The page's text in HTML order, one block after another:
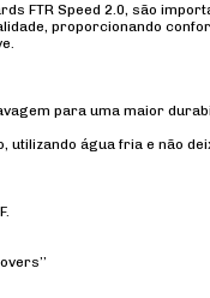
FTR Speed 2.0, são
proporcionando
para uma maior
utilizando água fria e não